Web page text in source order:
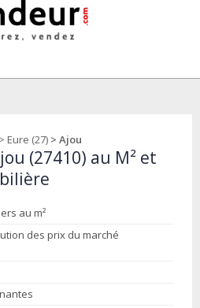
> Eure (27) > Ajou
(27410) au M² et
au m²
des prix du marché